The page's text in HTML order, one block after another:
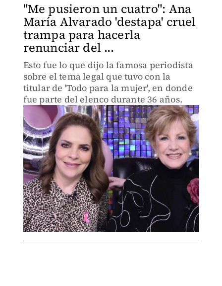
"Me pusieron un cuatro": Ana
María Alvarado 'destapa' cruel
trampa para hacerla
renunciar del ...
Esto fue lo que dijo la famosa periodista
sobre el tema legal que tuvo con la
titular de 'Todo para la mujer', en donde
fue parte del elenco durante 36 años.